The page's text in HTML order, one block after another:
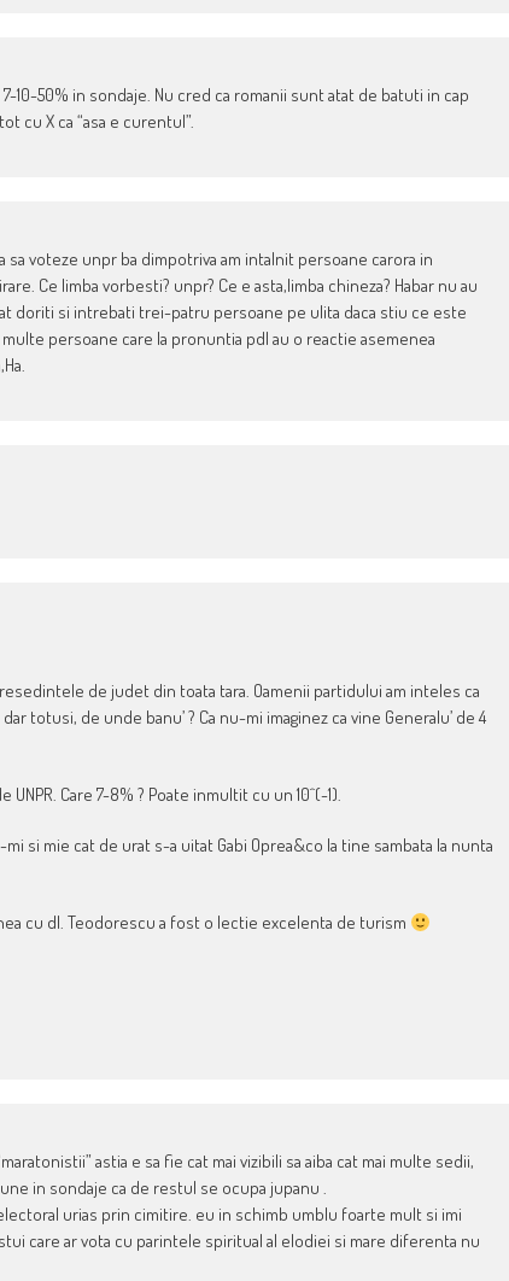
10-50% in sondaje. Nu cred ca romanii sunt atat de batuti in cap
cu X ca “asa e curentul”.
voteze unpr ba dimpotriva am intalnit persoane carora in
Ce limba vorbesti? unpr? Ce e asta,limba chineza? Habar nu au
doriti si intrebati trei-patru persoane pe ulita daca stiu ce este
persoane care la pronuntia pdl au o reactie asemenea
de judet din toata tara. Oamenii partidului am inteles ca
totusi, de unde banu’ ? Ca nu-mi imaginez ca vine Generalu’ de 4
Care 7-8% ? Poate inmultit cu un 10^(-1).
si mie cat de urat s-a uitat Gabi Oprea&co la tine sambata la nunta
cu dl. Teodorescu a fost o lectie excelenta de turism
astia e sa fie cat mai vizibili sa aiba cat mai multe sedii,
in sondaje ca de restul se ocupa jupanu .
urias prin cimitire. eu in schimb umblu foarte mult si imi
care ar vota cu parintele spiritual al elodiei si mare diferenta nu